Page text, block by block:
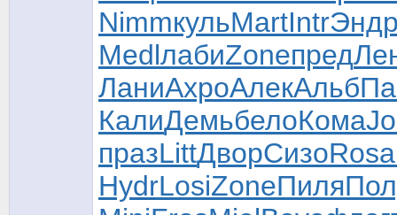
NimmкульMartIntr
MedlлабиZoneпред
ЛаниАхроАлекАльб
КалиДемьбелоКома
празLittДворСизоRosa
HydrLosiZoneПиля